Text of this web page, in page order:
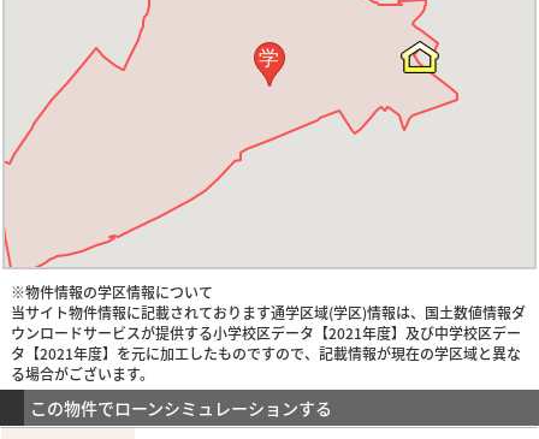
学
※物件情報の学区情報について
当サイト物件情報に記載されております通学区域(学区)情報は、国土数値情報ダ
ウンロードサービスが提供する小学校区データ【2021年度】及び中学校区デー
タ【2021年度】を元に加工したものですので、記載情報が現在の学区域と異な
る場合がございます。
この物件でローンシミュレーションする